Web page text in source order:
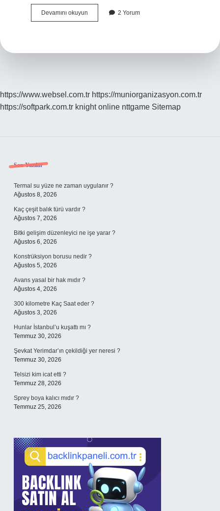
Devamını okuyun Çoğulculuk
Ve
2 Yorum
https://www.websel.com.tr https://muniorganizasyon.com.tr
https://softpark.com.tr knight online nttgame Sitemap
Sidebar
Son Yazılar
Termal su yüze ne zaman uygulanır ?
Ağustos 8, 2026
Kaç çeşit balık türü vardır ?
Ağustos 7, 2026
Bitki gelişim düzenleyici ne işe yarar ?
Ağustos 6, 2026
Konstrüksiyon borusu nedir ?
Ağustos 5, 2026
Avans yasal bir hak mıdır ?
Ağustos 4, 2026
300 kilometre Kaç Saat eder ?
Ağustos 3, 2026
Hunlar İstanbul’u kuşattı mı ?
Temmuz 30, 2026
Şevkat Yerimdar’ın çekildiği yer neresi ?
Temmuz 30, 2026
Telsizi kim icat etti ?
Temmuz 28, 2026
Sprey boya kalıcı mıdır ?
Temmuz 25, 2026